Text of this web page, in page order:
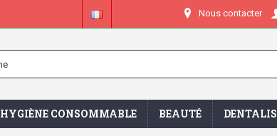
Nous contacter
HYGIÈNE CONSOMMABLE BEAUTÉ DENTALIS